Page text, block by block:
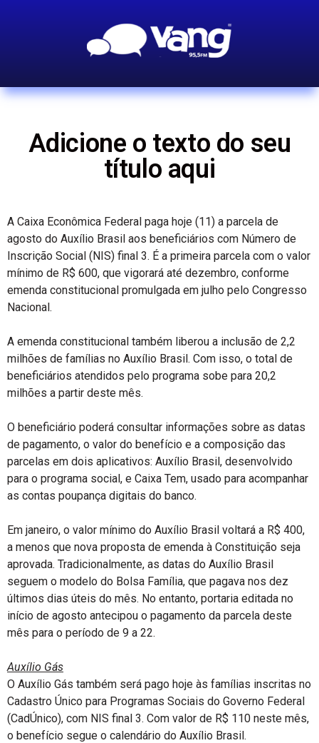
Adicione o texto do seu
título aqui
A Caixa Econômica Federal paga hoje (11) a parcela de
agosto do Auxílio Brasil aos beneficiários com Número de
Inscrição Social (NIS) final 3. É a primeira parcela com o valor
mínimo de R$ 600, que vigorará até dezembro, conforme
emenda constitucional promulgada em julho pelo Congresso
Nacional.
A emenda constitucional também liberou a inclusão de 2,2
milhões de famílias no Auxílio Brasil. Com isso, o total de
beneficiários atendidos pelo programa sobe para 20,2
milhões a partir deste mês.
O beneficiário poderá consultar informações sobre as datas
de pagamento, o valor do benefício e a composição das
parcelas em dois aplicativos: Auxílio Brasil, desenvolvido
para o programa social, e Caixa Tem, usado para acompanhar
as contas poupança digitais do banco.
Em janeiro, o valor mínimo do Auxílio Brasil voltará a R$ 400,
a menos que nova proposta de emenda à Constituição seja
aprovada. Tradicionalmente, as datas do Auxílio Brasil
seguem o modelo do Bolsa Família, que pagava nos dez
últimos dias úteis do mês. No entanto, portaria editada no
início de agosto antecipou o pagamento da parcela deste
mês para o período de 9 a 22.
Auxílio Gás
O Auxílio Gás também será pago hoje às famílias inscritas no
Cadastro Único para Programas Sociais do Governo Federal
(CadÚnico), com NIS final 3. Com valor de R$ 110 neste mês,
o benefício segue o calendário do Auxílio Brasil.